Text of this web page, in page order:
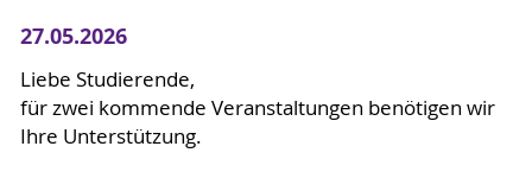
27.05.2026
Liebe Studierende,
für zwei kommende Veranstaltungen benötigen wir
Ihre Unterstützung.